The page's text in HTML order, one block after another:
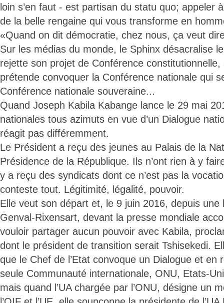
loin s’en faut - est partisan du statu quo; appeler
de la belle rengaine qui vous transforme en
«Quand on dit démocratie, chez nous, ça veut
Sur les médias du monde, le Sphinx désacralise
rejette son projet de Conférence constitutionnelle,
prétende convoquer la Conférence nationale qui
Conférence nationale souveraine...
Quand Joseph Kabila Kabange lance le 29 mai
nationales tous azimuts en vue d’un Dialogue
réagit pas différemment.
Le Président a reçu des jeunes au Palais de la
Présidence de la République. Ils n’ont rien à y
y a reçu des syndicats dont ce n’est pas la
conteste tout. Légitimité, légalité, pouvoir.
Elle veut son départ et, le 9 juin 2016, depuis une
Genval-Rixensart, devant la presse mondiale
vouloir partager aucun pouvoir avec Kabila,
dont le président de transition serait Tshisekedi.
que le Chef de l’Etat convoque un Dialogue et en
seule Communauté internationale, ONU, Etats-
mais quand l’UA chargée par l’ONU, désigne un